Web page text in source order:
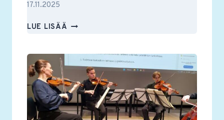
17.11.2025
LUE LISÄÄ RSON
TAPAHTUI